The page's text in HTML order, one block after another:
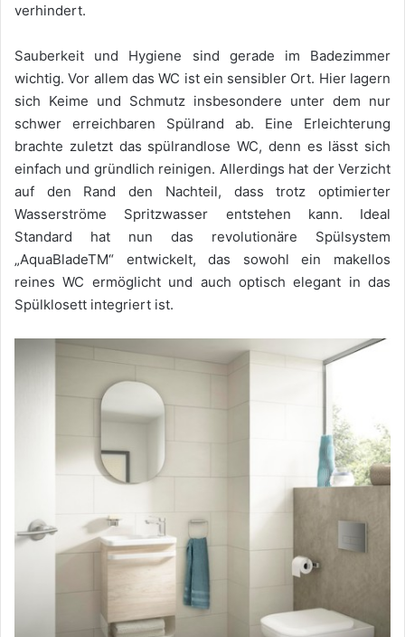
verhindert.
Sauberkeit und Hygiene sind gerade im Badezimmer
wichtig. Vor allem das WC ist ein sensibler Ort. Hier lagern
sich Keime und Schmutz insbesondere unter dem nur
schwer erreichbaren Spülrand ab. Eine Erleichterung
brachte zuletzt das spülrandlose WC, denn es lässt sich
einfach und gründlich reinigen. Allerdings hat der Verzicht
auf den Rand den Nachteil, dass trotz optimierter
Wasserströme Spritzwasser entstehen kann. Ideal
Standard hat nun das revolutionäre Spülsystem
„AquaBladeTM“ entwickelt, das sowohl ein makellos
reines WC ermöglicht und auch optisch elegant in das
Spülklosett integriert ist.